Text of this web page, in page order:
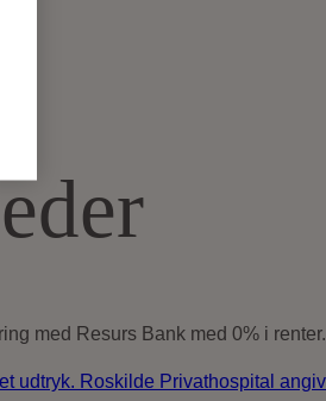
med Resurs Bank med 0% i renter.